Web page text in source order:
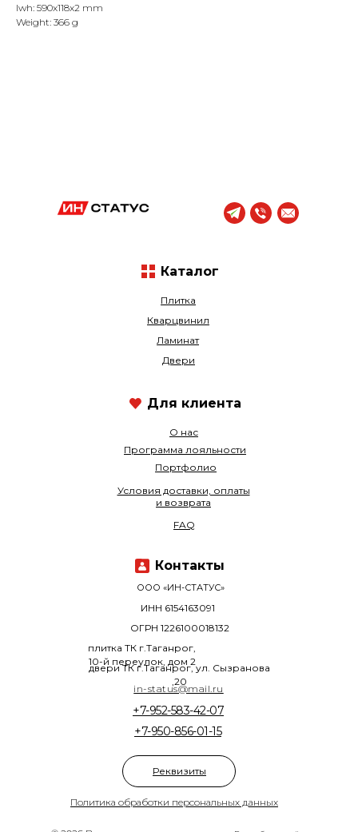
lwh: 590x118x2 mm
Weight: 366 g
Политика обработки персональных данных
Плитка
Кварцвинил
+7-950-856-01-15
+7-952-583-42-07
О нас
Ламинат
Программа лояльности
Двери
Портфолио
ООО «ИН-СТАТУС»
плитка ТК г.Таганрог,
10-й переулок, дом 2
двери ТК г.Таганрог, ул. Сызранова
,20
ОГРН 1226100018132
ИНН 6154163091
Условия доставки, оплаты
и возврата
FAQ
Каталог
in-status@mail.ru
Контакты
Для клиента
Реквизиты